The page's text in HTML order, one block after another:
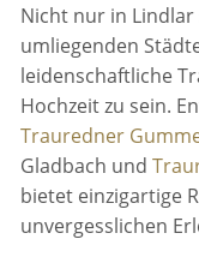
Nicht nur in
umliegenden
leidenschaftliche
Hochzeit zu sein.
Trauredner
Gladbach und
bietet einzigartige
unvergesslichen